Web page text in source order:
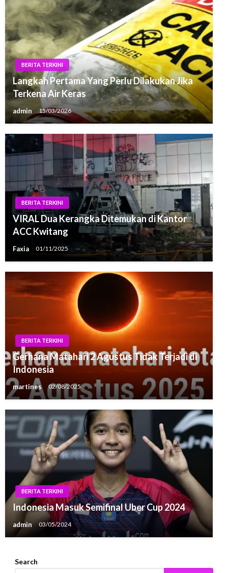
BERITA TERKINI
Langkah Pertama Yang Perlu Dilakukan Jika
Terkena Air Keras
admin 15/03/2026
BERITA TERKINI
VIRAL Dua Kerangka Ditemukan di Kantor
ACC Kwitang
Faxia 01/11/2025
BERITA TERKINI
Gerhana Matahari 2 Agustus Tidak Terjadi di
Indonesia
martines 02/08/2025
BERITA TERKINI
Indonesia Masuk Semifinal Uber Cup 2024
admin 03/05/2024
Search